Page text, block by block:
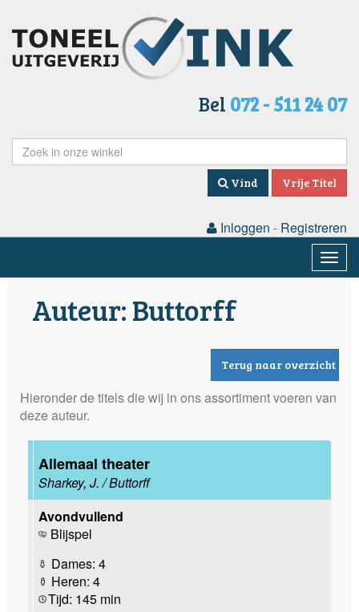
Bel 072 - 511 24 07
Vind Vrije Titel
Inloggen - Registreren
Auteur: Buttorff
Terug naar overzicht
Hieronder de titels die wij in ons assortiment voeren van
deze auteur.
Allemaal theater
Sharkey, J. / Buttorff
Avondvullend
Blijspel
Dames: 4
Heren: 4
Tijd: 145 min